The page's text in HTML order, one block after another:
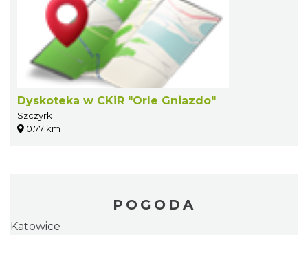
Dyskoteka w CKiR "Orle Gniazdo"
Szczyrk
0.77 km
POGODA
Katowice